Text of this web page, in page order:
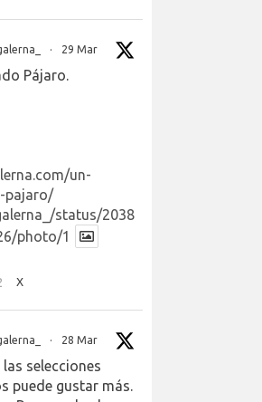
· 29 Mar
Pájaro.
un-
pajaro/
status/2038
photo/1
X
· 28 Mar
selecciones
puede gustar más.